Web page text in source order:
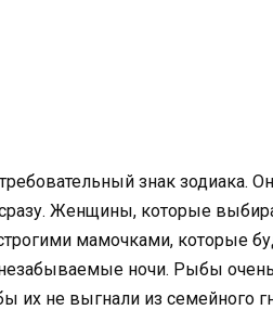
знак зодиака.
Женщины, которые
мамочками, которые
ночи. Рыбы
их не выгнали из семейного